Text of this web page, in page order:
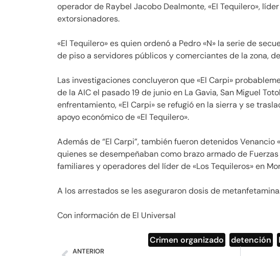
operador de Raybel Jacobo Dealmonte, «El Tequilero»,
extorsionadores.
«El Tequilero» es quien ordenó a Pedro «N» la serie de
de piso a servidores públicos y comerciantes de la zona,
Las investigaciones concluyeron que «El Carpi»
de la AIC el pasado 19 de junio en La Gavia, San Miguel
enfrentamiento, «El Carpi» se refugió en la sierra y se
apoyo económico de «El Tequilero».
Además de “El Carpi”, también fueron detenidos Venancio
quienes se desempeñaban como brazo armado de
familiares y operadores del líder de «Los Tequileros» en
A los arrestados se les aseguraron dosis de
Con información de El Universal
Crimen organizado detención
ANTERIOR